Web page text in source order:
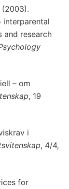
(2003).
interparental
and research
– om
, 19
i
, 4/4,
for